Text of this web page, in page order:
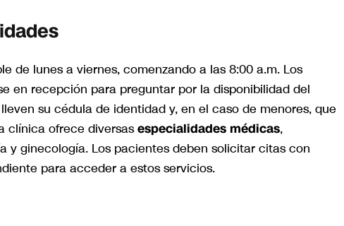
de lunes a viernes, comenzando a las 8:00 a.m. Los
en recepción para preguntar por la disponibilidad del
su cédula de identidad y, en el caso de menores, que
clínica ofrece diversasespecialidades médicas,
y ginecología. Los pacientes deben solicitar citas con
para acceder a estos servicios.